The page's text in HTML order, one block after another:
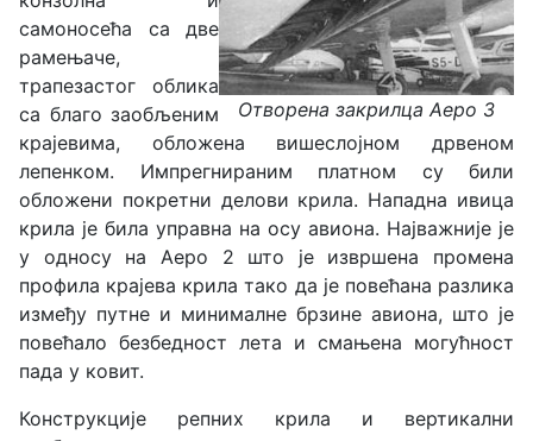
Отворена закрилца Аеро 3
самоносећа са две
рамењаче,
трапезастог облика
са благо заобљеним
крајевима, обложена вишеслојном дрвеном
лепенком. Импрегнираним платном су били
обложени покретни делови крила. Нападна ивица
крила је била управна на осу авиона. Најважније је
у односу на Аеро 2 што је извршена промена
профила крајева крила тако да је повећана разлика
између путне и минималне брзине авиона, што је
повећало безбедност лета и смањена могућност
пада у ковит.
Конструкције репних крила и вертикални